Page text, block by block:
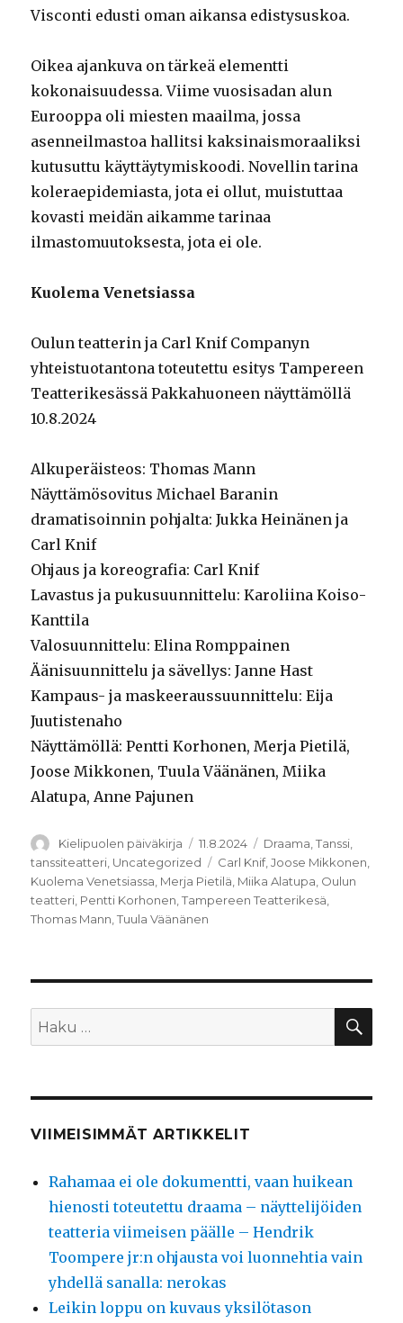
Visconti edusti oman aikansa edistysuskoa.
Oikea ajankuva on tärkeä elementti
kokonaisuudessa. Viime vuosisadan alun
Eurooppa oli miesten maailma, jossa
asenneilmastoa hallitsi kaksinaismoraaliksi
kutusuttu käyttäytymiskoodi. Novellin tarina
koleraepidemiasta, jota ei ollut, muistuttaa
kovasti meidän aikamme tarinaa
ilmastomuutoksesta, jota ei ole.
Kuolema Venetsiassa
Oulun teatterin ja Carl Knif Companyn
yhteistuotantona toteutettu esitys Tampereen
Teatterikesässä Pakkahuoneen näyttämöllä
10.8.2024
Alkuperäisteos: Thomas Mann
Näyttämösovitus Michael Baranin
dramatisoinnin pohjalta: Jukka Heinänen ja
Carl Knif
Ohjaus ja koreografia: Carl Knif
Lavastus ja pukusuunnittelu: Karoliina Koiso-
Kanttila
Valosuunnittelu: Elina Romppainen
Äänisuunnittelu ja sävellys: Janne Hast
Kampaus- ja maskeeraussuunnittelu: Eija
Juutistenaho
Näyttämöllä: Pentti Korhonen, Merja Pietilä,
Joose Mikkonen, Tuula Väänänen, Miika
Alatupa, Anne Pajunen
Kirjoittaja
Kielipuolen päiväkirja Julkaistu
11.8.2024 Kategoriat
Draama ,Tanssi
tanssiteatteri Uncategorized Avainsanat
Carl Knif,Joose Mikkonen
Kuolema Venetsiassa Merja Pietilä Miika Alatupa Oulun
teatteri Pentti Korhonen ,Tampereen Teatterikesä
Thomas Mann ,Tuula Väänänen
Etsi:
VIIMEISIMMÄT ARTIKKELIT
Rahamaa ei ole dokumentti, vaan huikean
hienosti toteutettu draama – näyttelijöiden
teatteria viimeisen päälle – Hendrik
Toompere jr:n ohjausta voi luonnehtia vain
yhdellä sanalla: nerokas
Leikin loppu on kuvaus yksilötason